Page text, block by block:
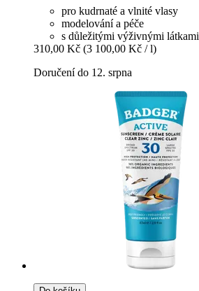
pro kudrnaté a vlnité vlasy
modelování a péče
s důležitými výživnými látkami
310,00 Kč (3 100,00 Kč / l)
Doručení do 12. srpna